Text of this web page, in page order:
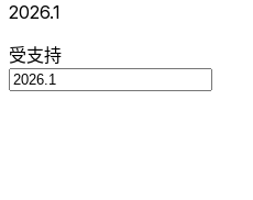
2026.1
受支持